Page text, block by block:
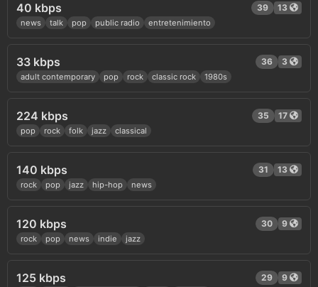
40 kbps 39 13
news talk pop public radio entretenimiento
33 kbps 36 3
adult contemporary pop rock classic rock 1980s
224 kbps 35 17
pop rock folk jazz classical
140 kbps 31 13
rock pop jazz hip-hop news
120 kbps 30 9
rock pop news indie jazz
125 kbps 29 9